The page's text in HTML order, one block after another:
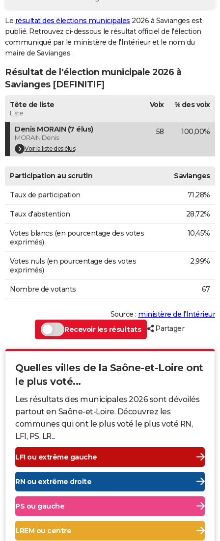
GUIDES D'ACHAT
BONS PLANS
CARTE DE VOEUX
Carte de Noël
Carte Bonne année
Carte Saint-Valentin
Carte Pâques
Carte d'anniversaire
DICTIONNAIRE
Dictionnaire
Biographies
Citations
Expressions
Proverbes
PROGRAMME TV
COPAINS D'AVANT
S'inscrire
Se connecter
Lycées
Collèges
Primaires
Universités
Entreprises
Service militaire
Avis de recherche
AVIS DE DÉCÈS
FORUM
Le résultat des élections municipales 2026 à Savianges est
publié. Retrouvez ci-dessous le résultat officiel de l'élection
communiqué par le ministère de l'Intérieur et le nom du
maire de Savianges.
Résultat de l'élection municipale 2026 à
Savianges [DEFINITIF]
Tête de liste
Liste
Voix % des voix
Denis MORAIN (7 élus)
MORAIN Denis
Voir la liste des élus
58 100,00%
Participation au scrutin Savianges
Taux de participation 71,28%
Taux d'abstention 28,72%
Votes blancs (en pourcentage des votes
exprimés)
10,45%
Votes nuls (en pourcentage des votes
exprimés)
2,99%
Nombre de votants 67
Source : ministère de l’Intérieur
Recevoir les résultats
Partager
Quelles villes de la Saône-et-Loire ont
le plus voté...
Les résultats des municipales 2026 sont dévoilés
partout en Saône-et-Loire. Découvrez les
communes qui ont le plus voté le plus voté RN,
LFI, PS, LR...
LFI ou extrême gauche
RN ou extrême droite
PS ou gauche
LREM ou centre